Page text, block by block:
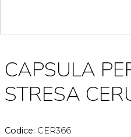
CAPSULA
STRESA
Codice: CER366